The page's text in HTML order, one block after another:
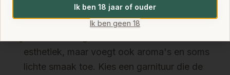
verdragen. Experimenteer om de persoonlijke
voorkeur te ontdekken.
•
esthetiek, maar voegt ook aroma's en soms
lichte smaak toe. Kies een garnituur die de
Ik ben 18 jaar of ouder
Ik ben geen 18